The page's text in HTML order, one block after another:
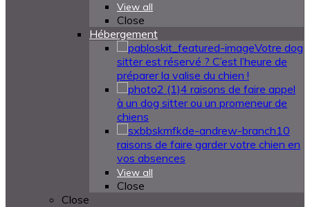
View all
Close
Hébergement
Votre dog
sitter est réservé ? C’est l’heure de
préparer la valise du chien !
4 raisons de faire appel
à un dog sitter ou un promeneur de
chiens
10
raisons de faire garder votre chien en
vos absences
View all
Close
Close